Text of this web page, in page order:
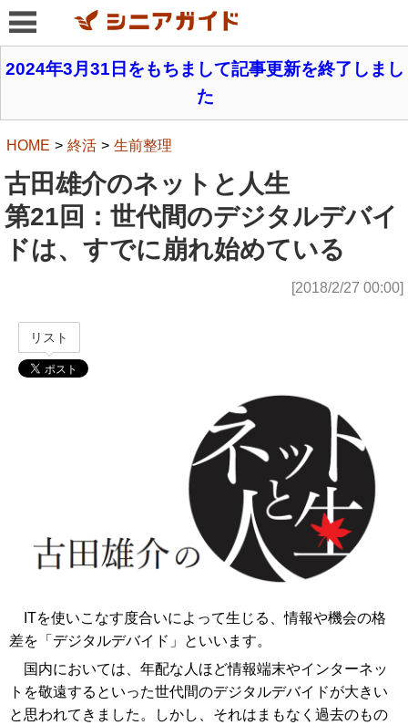
2024年3月31日をもちまして記事更新を終了しまし
た
HOME 終活 生前整理
古田雄介のネットと人生
第21回：世代間のデジタルデバイ
ドは、すでに崩れ始めている
[2018/2/27 00:00]
リスト
ITを使いこなす度合いによって生じる、情報や機会の格
差を「デジタルデバイド」といいます。
国内においては、年配な人ほど情報端末やインターネッ
トを敬遠するといった世代間のデジタルデバイドが大きい
と思われてきました。しかし、それはまもなく過去のもの